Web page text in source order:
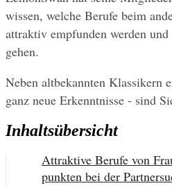
wissen, welche Berufe beim
attraktiv empfunden werden
gehen.
Neben altbekannten Klassikern
ganz neue Erkenntnisse - sind
Inhaltsübersicht
Attraktive Berufe von
punkten bei der